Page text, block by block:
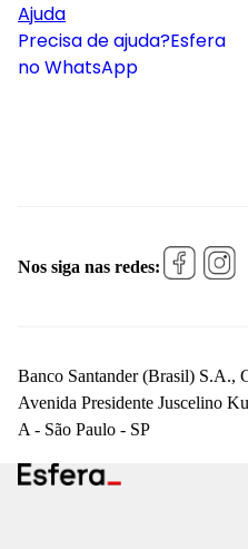
Ajuda
Precisa de ajuda?Esfera
no WhatsApp
Nos siga nas redes:
Banco Santander (Brasil) S.A.,
Avenida Presidente Juscelino
A - São Paulo - SP